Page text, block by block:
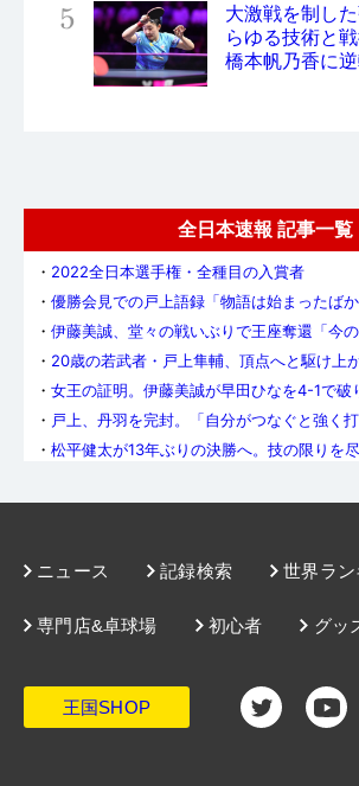
5
大激戦を制し
らゆる技術と
橋本帆乃香に
全日本速報 記事一覧
・ 2022全日本選手権・全種目の入賞者
・ 優勝会見での戸上語録「物語は始まったば
は戸上の色に染め上げたい」
・ 伊藤美誠、堂々の戦いぶりで王座奪還「今
にも勝つこと、勝ちまくること」
・ 20歳の若武者・戸上隼輔、頂点へと駆け上
・ 女王の証明。伊藤美誠が早田ひなを4-1で破
戴冠！
・ 戸上、丹羽を完封。「自分がつなぐと強く
ッシャーはあった」（丹羽）
・ 松平健太が13年ぶりの決勝へ。技の限りを
・大会最終日、天皇杯＆皇后杯を胸に抱くの
・ 「本当に良い終わり方」 宋恵佳、笑顔で現
勝！
・4連覇成る！ 女子ダブルス優勝は伊藤美誠／
・“ゆるふわストップ”で吉山を翻弄。松平健太
勝利まであと1点。悪夢の逆転負けで佐藤瞳
終戦
ニュース 記録検索 世界ラ
グッ
専門店&卓球場 初心者
王国SHOP